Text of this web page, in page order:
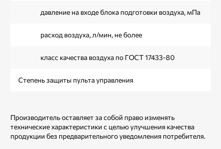
давление на входе блока подготовки воздуха, мПа
расход воздуха, л/мин, не более
класс качества воздуха по ГОСТ 17433-80
Степень защиты пульта управления
Производитель оставляет за собой право изменять
технические характеристики с целью улучшения качества
продукции без предварительного уведомления потребителя.